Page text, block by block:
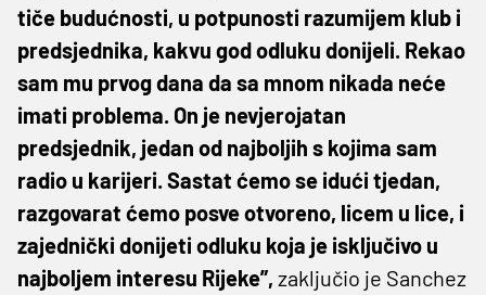
tiče budućnosti, u potpunosti razumijem klub i
predsjednika, kakvu god odluku donijeli. Rekao
sam mu prvog dana da sa mnom nikada neće
imati problema. On je nevjerojatan
predsjednik, jedan od najboljih s kojima sam
radio u karijeri. Sastat ćemo se idući tjedan,
razgovarat ćemo posve otvoreno, licem u lice, i
zajednički donijeti odluku koja je isključivo u
najboljem interesu Rijeke”, zaključio je Sanchez